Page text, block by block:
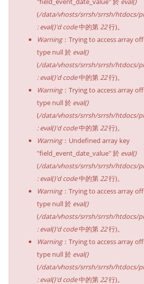
(/data/vhosts/srrsh/srrsh/htdocs/
: eval()'d code中的第 22行)。
Warning：Trying to access array
type null 於 eval()
(/data/vhosts/srrsh/srrsh/htdocs/
: eval()'d code中的第 22行)。
Warning：Trying to access array
type null 於 eval()
(/data/vhosts/srrsh/srrsh/htdocs/
: eval()'d code中的第 22行)。
Warning：Undefined array key
"field_event_date_value" 於 eval()
(/data/vhosts/srrsh/srrsh/htdocs/
: eval()'d code中的第 22行)。
Warning：Trying to access array
type null 於 eval()
(/data/vhosts/srrsh/srrsh/htdocs/
: eval()'d code中的第 22行)。
Warning：Trying to access array
type null 於 eval()
(/data/vhosts/srrsh/srrsh/htdocs/
: eval()'d code中的第 22行)。